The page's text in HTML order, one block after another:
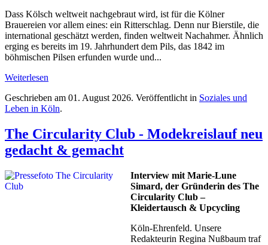
Dass Kölsch weltweit nachgebraut wird, ist für die Kölner
Brauereien vor allem eines: ein Ritterschlag. Denn nur Bierstile, die
international geschätzt werden, finden weltweit Nachahmer. Ähnlich
erging es bereits im 19. Jahrhundert dem Pils, das 1842 im
böhmischen Pilsen erfunden wurde und...
Weiterlesen
Geschrieben am 01. August 2026. Veröffentlicht in Soziales und
Leben in Köln.
The Circularity Club - Modekreislauf neu
gedacht & gemacht
Interview mit Marie-Lune
Simard, der Gründerin des The
Circularity Club –
Kleidertausch & Upcycling
Köln-Ehrenfeld. Unsere
Redakteurin Regina Nußbaum traf